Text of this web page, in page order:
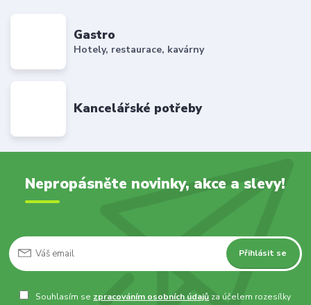
Gastro
Hotely, restaurace, kavárny
Kancelářské potřeby
Nepropásněte novinky, akce a slevy!
Přihlásit se
Souhlasím se zpracováním osobních údajů za účelem rozesílky